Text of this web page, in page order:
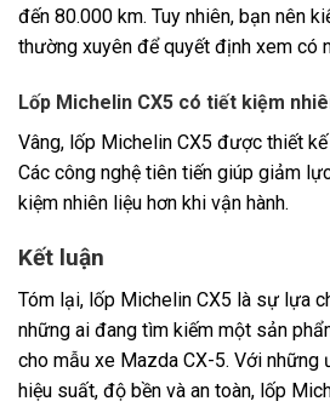
đến 80.000 km. Tuy nhiên, bạn nên
thường xuyên để quyết định xem có
Lốp Michelin CX5 có tiết kiệm
Vâng, lốp Michelin CX5 được thiết
Các công nghệ tiên tiến giúp giảm
kiệm nhiên liệu hơn khi vận hành.
Kết luận
Tóm lại, lốp Michelin CX5 là sự lựa
những ai đang tìm kiếm một sản
cho mẫu xe Mazda CX-5. Với
hiệu suất, độ bền và an toàn, lốp